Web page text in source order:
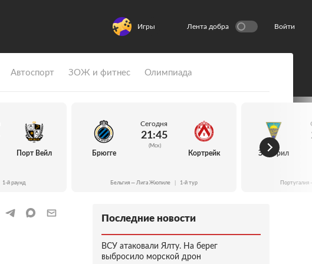
Игры Лента добра Войти
Автоспорт ЗОЖ и фитнес Олимпиада
Порт Вейл
1-й раунд
Брюгге
Сегодня
21:45
(Мск)
Кортрейк
Бельгия — Лига Жюпиле 1-й тур
Эшторил
Последние новости
ВСУ атаковали Ялту. На берег
выбросило морской дрон